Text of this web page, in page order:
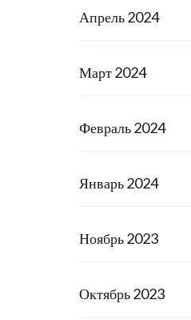
Апрель 2024
Март 2024
Февраль 2024
Январь 2024
Ноябрь 2023
Октябрь 2023